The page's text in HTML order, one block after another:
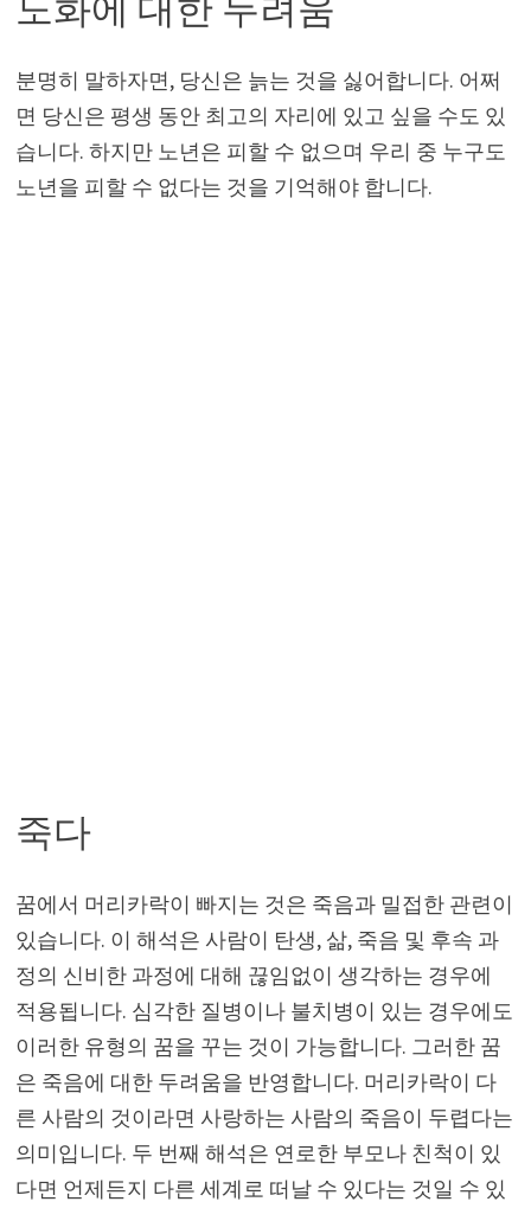
노화에 대한 두려움
분명히 말하자면, 당신은 늙는 것을 싫어합니다. 어쩌
면 당신은 평생 동안 최고의 자리에 있고 싶을 수도 있
습니다. 하지만 노년은 피할 수 없으며 우리 중 누구도
노년을 피할 수 없다는 것을 기억해야 합니다.
죽다
꿈에서 머리카락이 빠지는 것은 죽음과 밀접한 관련이
있습니다. 이 해석은 사람이 탄생, 삶, 죽음 및 후속 과
정의 신비한 과정에 대해 끊임없이 생각하는 경우에
적용됩니다. 심각한 질병이나 불치병이 있는 경우에도
이러한 유형의 꿈을 꾸는 것이 가능합니다. 그러한 꿈
은 죽음에 대한 두려움을 반영합니다. 머리카락이 다
른 사람의 것이라면 사랑하는 사람의 죽음이 두렵다는
의미입니다. 두 번째 해석은 연로한 부모나 친척이 있
다면 언제든지 다른 세계로 떠날 수 있다는 것일 수 있